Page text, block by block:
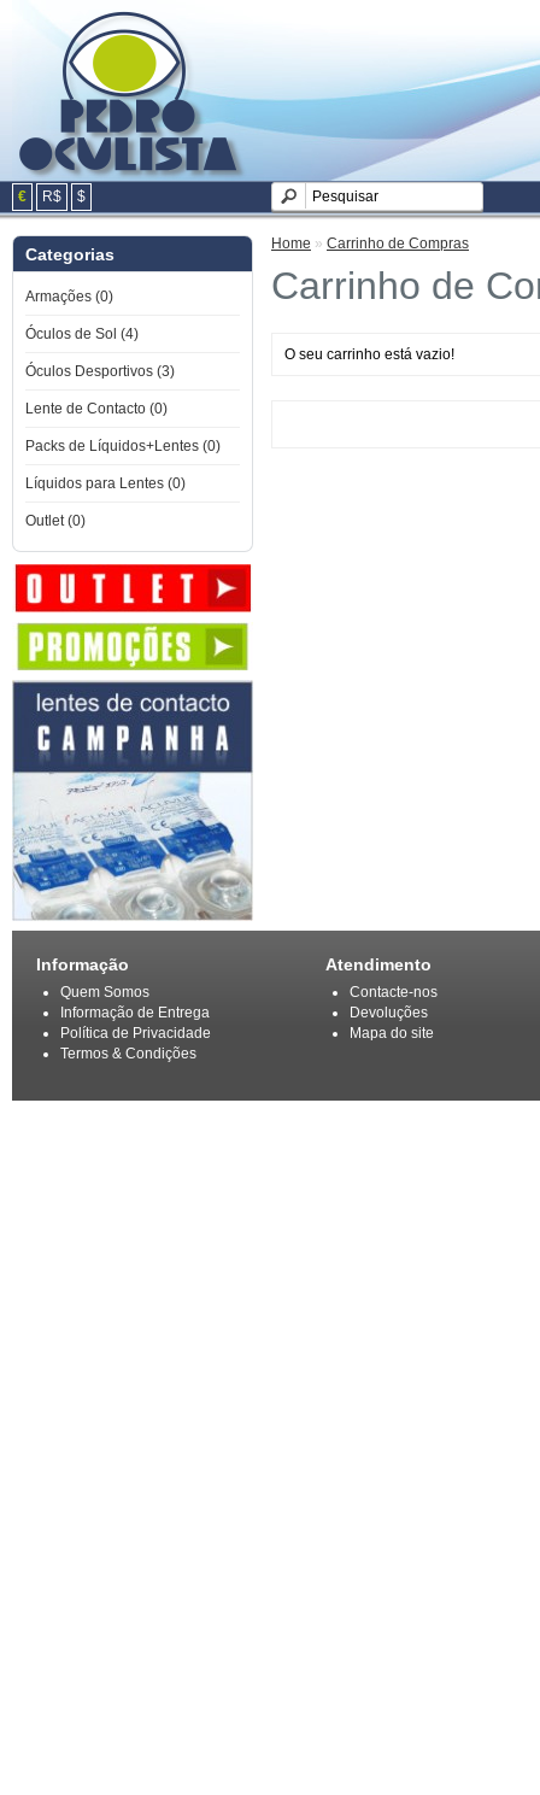
€ R$ $
Categorias
Armações (0)
Óculos de Sol (4)
Óculos Desportivos (3)
Lente de Contacto (0)
Packs de Líquidos+Lentes (0)
Líquidos para Lentes (0)
Outlet (0)
Home » Carrinho de Compras
Carrinho de
O seu carrinho está vazio!
Informação
Quem Somos
Informação de Entrega
Política de Privacidade
Termos & Condições
Atendimento
Contacte-nos
Devoluções
Mapa do site